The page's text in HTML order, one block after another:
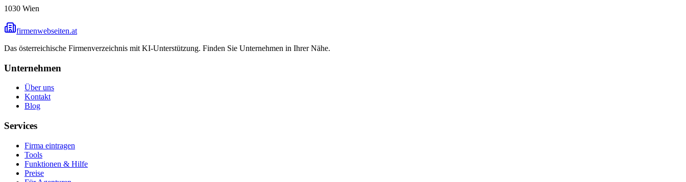
1030 Wien
firmenwebseiten.at
Das österreichische Firmenverzeichnis mit KI-Unterstützung. Finden Sie Unternehmen in Ihrer Nähe.
Unternehmen
Über uns
Kontakt
Blog
Services
Firma eintragen
Tools
Funktionen & Hilfe
Preise